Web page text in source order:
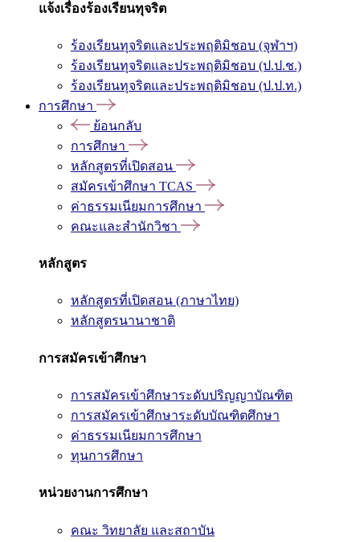
แจ้งเรื่องร้องเรียนทุจริต
ร้องเรียนทุจริตและประพฤติมิชอบ (จุฬาฯ)
ร้องเรียนทุจริตและประพฤติมิชอบ (ป.ป.ช.)
ร้องเรียนทุจริตและประพฤติมิชอบ (ป.ป.ท.)
การศึกษา
ย้อนกลับ
การศึกษา
หลักสูตรที่เปิดสอน
สมัครเข้าศึกษา TCAS
ค่าธรรมเนียมการศึกษา
คณะและสำนักวิชา
หลักสูตร
หลักสูตรที่เปิดสอน (ภาษาไทย)
หลักสูตรนานาชาติ
การสมัครเข้าศึกษา
การสมัครเข้าศึกษาระดับปริญญาบัณฑิต
การสมัครเข้าศึกษาระดับบัณฑิตศึกษา
ค่าธรรมเนียมการศึกษา
ทุนการศึกษา
หน่วยงานการศึกษา
คณะ วิทยาลัย และสถาบัน